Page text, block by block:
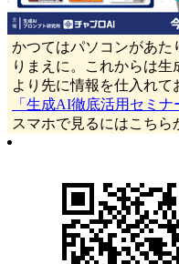
かつてはパソコンがあた
りまえに。これからは
より先に情報を仕入れて
「生成AI徹底活用セミ
スマホで見るにはこちら